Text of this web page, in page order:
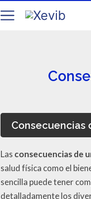
Consecuencias
Las consecuencias de
salud física como el
sencilla puede tener
detalladamente los